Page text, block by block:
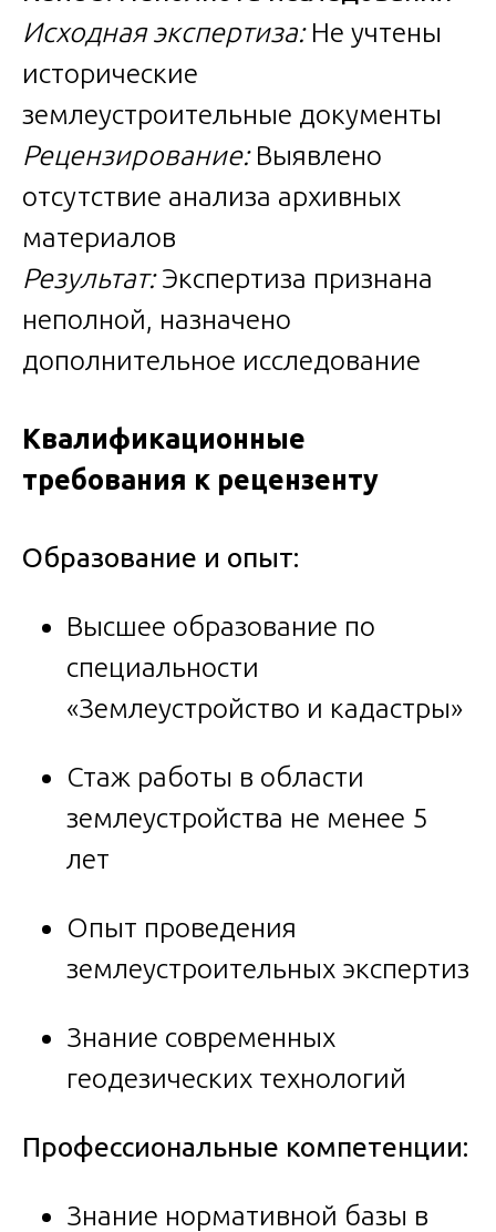
Исходная экспертиза:Не учтены
исторические
землеустроительные документы
Рецензирование:Выявлено
отсутствие анализа архивных
материалов
Результат:Экспертиза признана
неполной, назначено
дополнительное исследование
Квалификационные
требования к рецензенту
Образование и опыт:
Высшее образование по
специальности
«Землеустройство и кадастры»
Стаж работы в области
землеустройства не менее 5
лет
Опыт проведения
землеустроительных экспертиз
Знание современных
геодезических технологий
Профессиональные компетенции:
Знание нормативной базы в